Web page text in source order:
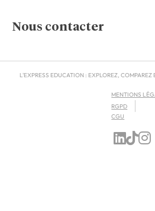
Nous contacter
L'EXPRESS EDUCATION : EXPLOREZ,
MENTIONS
RGPD
CGU